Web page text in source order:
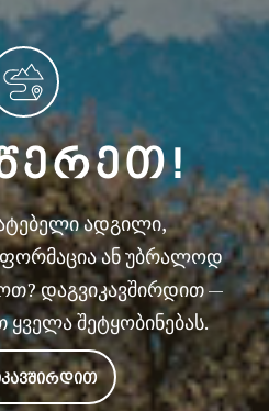
ადგილი,
ან უბრალოდ
დაგვიკავშირდით —
შეტყობინებას.